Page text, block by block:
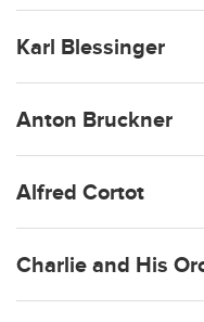
Karl Blessinger
Anton Bruckner
Alfred Cortot
Charlie and His